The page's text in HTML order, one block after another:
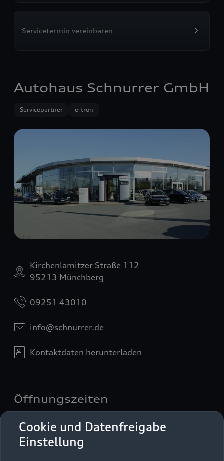
Cookie und Datenfreigabe
Einstellung
Servicetermin vereinbaren
Autohaus Schnurrer GmbH
Servicepartner e-tron
Kirchenlamitzer Straße 112
95213 Münchberg
09251 43010
info@schnurrer.de
Kontaktdaten herunterladen
Öffnungszeiten
Verkauf
Geschlossen,